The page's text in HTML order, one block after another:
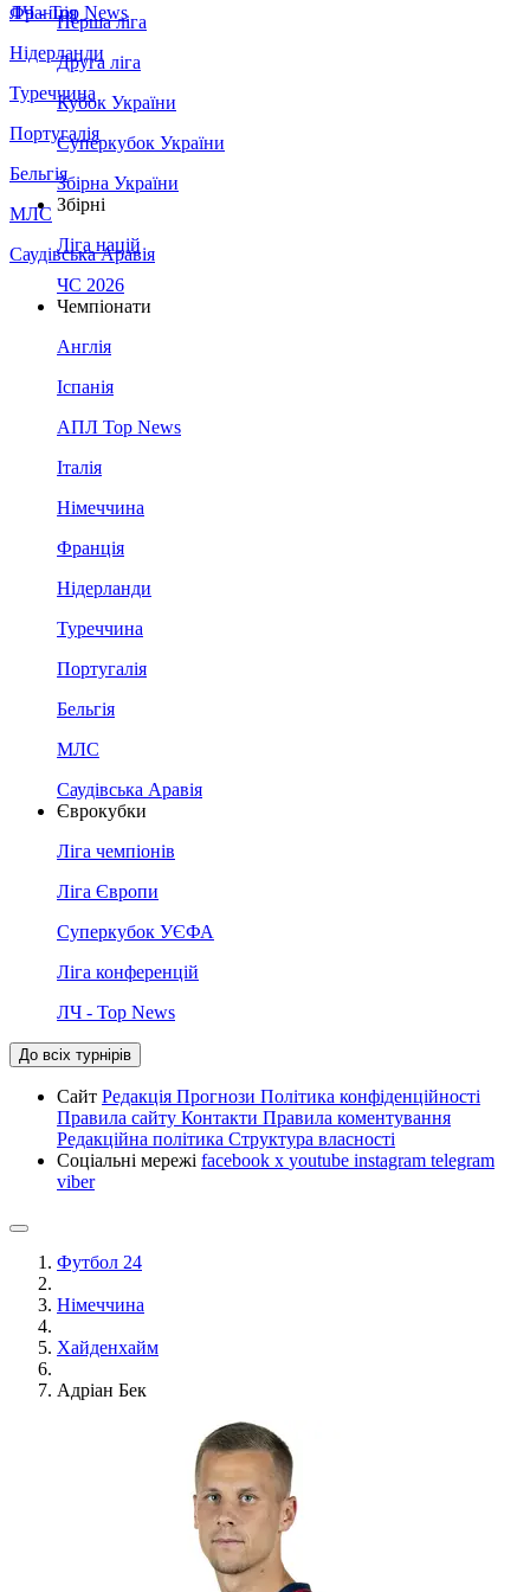
Франція
Нідерланди
Туреччина
Португалія
Бельгія
МЛС
Саудівська Аравія
ЛЧ - Top News
Перша ліга
Друга ліга
Кубок України
Суперкубок України
Збірна України
Збірні
Ліга націй
ЧС 2026
Чемпіонати
Англія
Іспанія
АПЛ Top News
Італія
Німеччина
Франція
Нідерланди
Туреччина
Португалія
Бельгія
МЛС
Саудівська Аравія
Єврокубки
Ліга чемпіонів
Ліга Європи
Суперкубок УЄФА
Ліга конференцій
ЛЧ - Top News
До всіх турнірів
Сайт Редакція Прогнози Політика конфіденційності
Правила сайту Контакти Правила коментування
Редакційна політика Структура власності
Соціальні мережі facebook x youtube instagram telegram
viber
Футбол 24
Німеччина
Хайденхайм
Адріан Бек